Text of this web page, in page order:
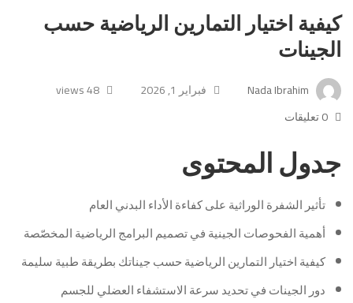
كيفية اختيار التمارين الرياضية حسب
الجينات
فبراير 1, 2026
48 views
0 تعليقات
جدول المحتوى
تأثير الشفرة الوراثية على كفاءة الأداء البدني العام
أهمية الفحوصات الجينية في تصميم البرامج الرياضية المخصّصة
كيفية اختيار التمارين الرياضية حسب جيناتك بطريقة طبية سليمة
دور الجينات في تحديد سرعة الاستشفاء العضلي للجسم